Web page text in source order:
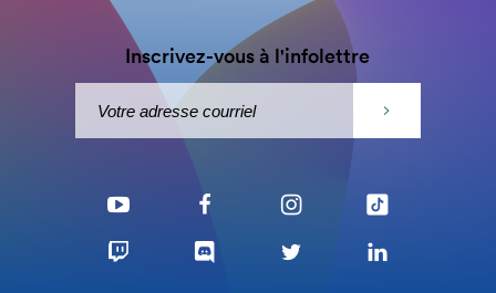
Inscrivez-vous à l'infolettre